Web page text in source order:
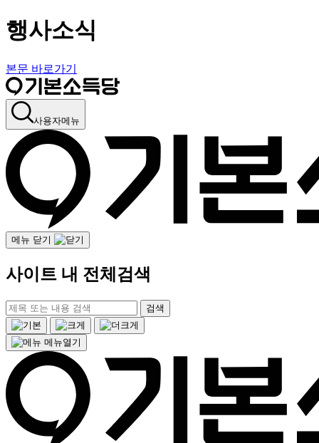
행사소식
본문 바로가기
사용자메뉴
메뉴 닫기
사이트 내 전체검색
검색
메뉴열기